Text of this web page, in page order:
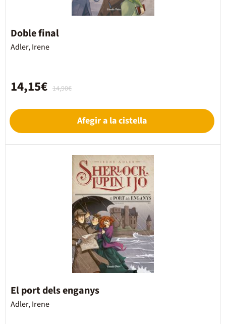
Doble final
Adler, Irene
14,90€
14,15€
Afegir a la cistella
El port dels enganys
Adler, Irene